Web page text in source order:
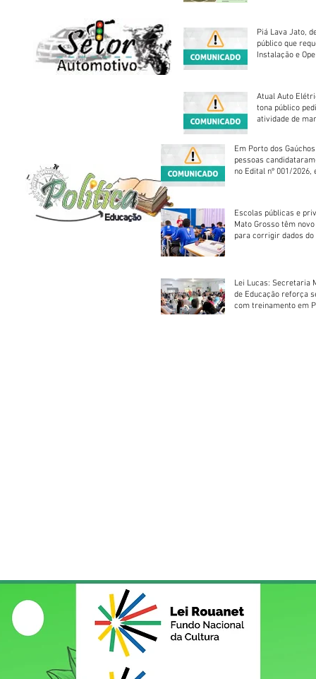
Piá Lava Jato,
público que
Instalação e
Atual Auto
tona público
atividade de
Em Porto dos
pessoas
no Edital nº 001/2026,
Escolas públicas e
Mato Grosso têm
para corrigir dados do
Lei Lucas: Secretaria
de Educação reforça
com treinamento em